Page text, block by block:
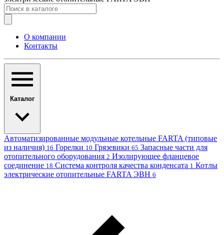
О компании
Контакты
Каталог
Автоматизированные модульные котельные FARTA (типовые
из наличия) 16 Горелки 10 Грязевики 65 Запасные части для
отопительного оборудования 2 Изолирующее фланцевое
соединение 18 Система контроля качества конденсата 1 Котлы
электрические отопительные FARTA ЭВН 6